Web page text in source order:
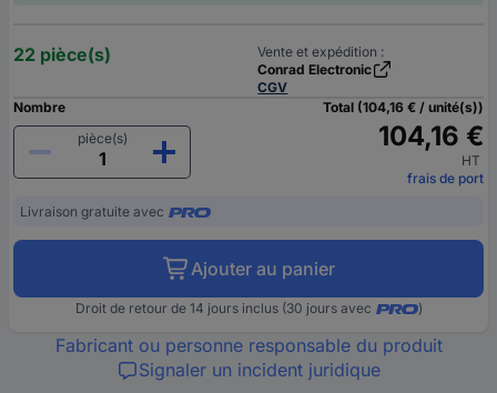
22 pièce(s)
Vente et expédition :
Conrad Electronic
CGV
Nombre
pièce(s)
Total (104,16 € / unité(s))
104,16 €
HT
frais de port
Livraison gratuite avec
Ajouter au panier
Droit de retour de 14 jours inclus (30 jours avec )
Fabricant ou personne responsable du produit
Signaler un incident juridique